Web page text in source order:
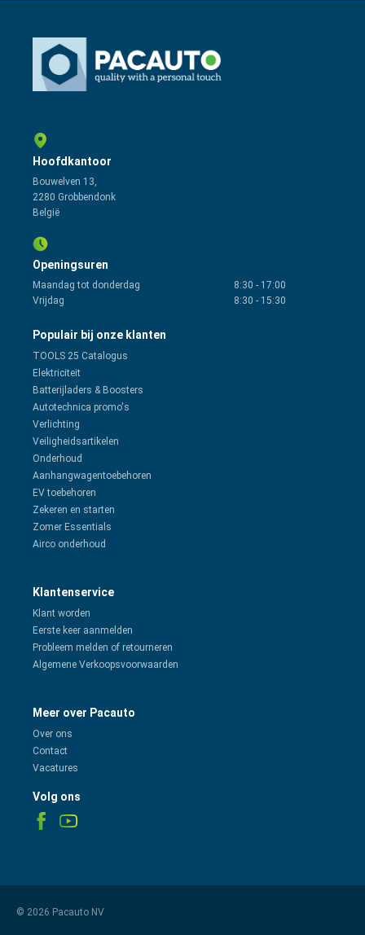
Hoofdkantoor
Bouwelven 13,
2280 Grobbendonk
België
Openingsuren
Maandag tot donderdag 8:30 - 17:00
Vrijdag
8:30 - 15:30
Populair bij onze klanten
TOOLS 25 Catalogus
Elektriciteit
Batterijladers & Boosters
Autotechnica promo's
Verlichting
Veiligheidsartikelen
Onderhoud
Aanhangwagentoebehoren
EV toebehoren
Zekeren en starten
Zomer Essentials
Airco onderhoud
Klantenservice
Klant worden
Eerste keer aanmelden
Probleem melden of retourneren
Algemene Verkoopsvoorwaarden
Meer over Pacauto
Over ons
Contact
Vacatures
Volg ons
© 2026 Pacauto NV